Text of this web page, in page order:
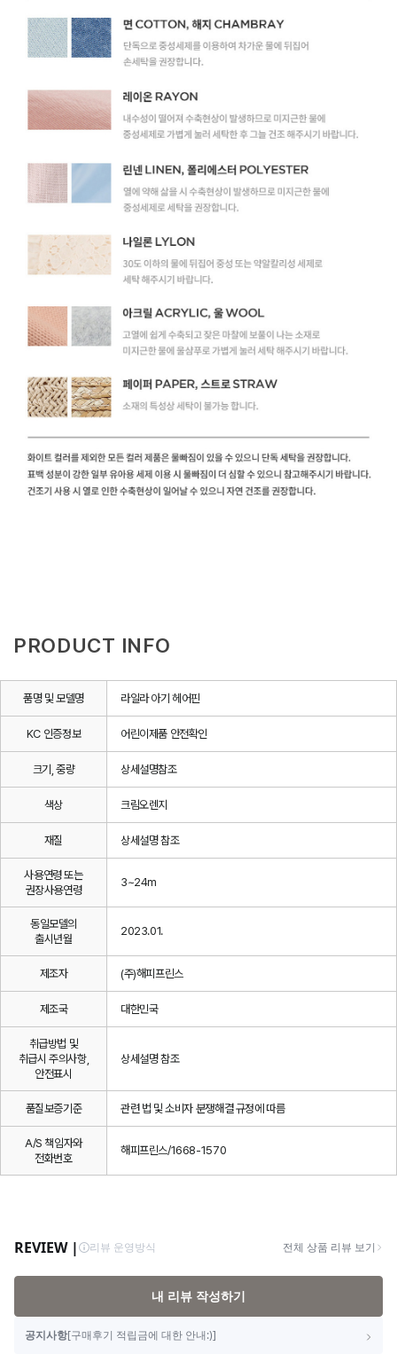
PRODUCT INFO
품명 및 모델명 라일라 아기 헤어핀
KC 인증정보 어린이제품 안전확인
크기, 중량 상세설명참조
색상 크림오렌지
재질 상세설명 참조
사용연령 또는
권장사용연령
3~24m
동일모델의
출시년월
2023.01.
제조자 (주)해피프린스
제조국 대한민국
취급방법 및
취급시 주의사항,
안전표시
상세설명 참조
품질보증기준 관련 법 및 소비자 분쟁해결 규정에 따름
A/S 책임자와
전화번호
해피프린스/1668-1570